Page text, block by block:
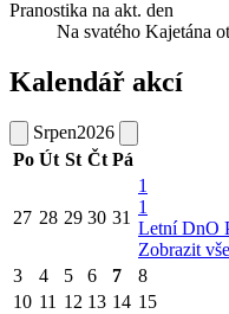
Pranostika na akt. den
Na svatého Kajetána
Kalendář akcí
Srpen2026
Po Út St Čt Pá
27 28 29 30 31
1
1
Letní DnO
Zobrazit
3 4 5 6 7 8
10 11 12 13 14 15